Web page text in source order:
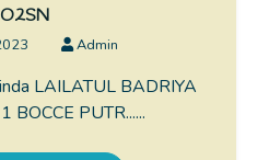
O2SN
Admin
LAILATUL BADRIYA
BOCCE PUTR......